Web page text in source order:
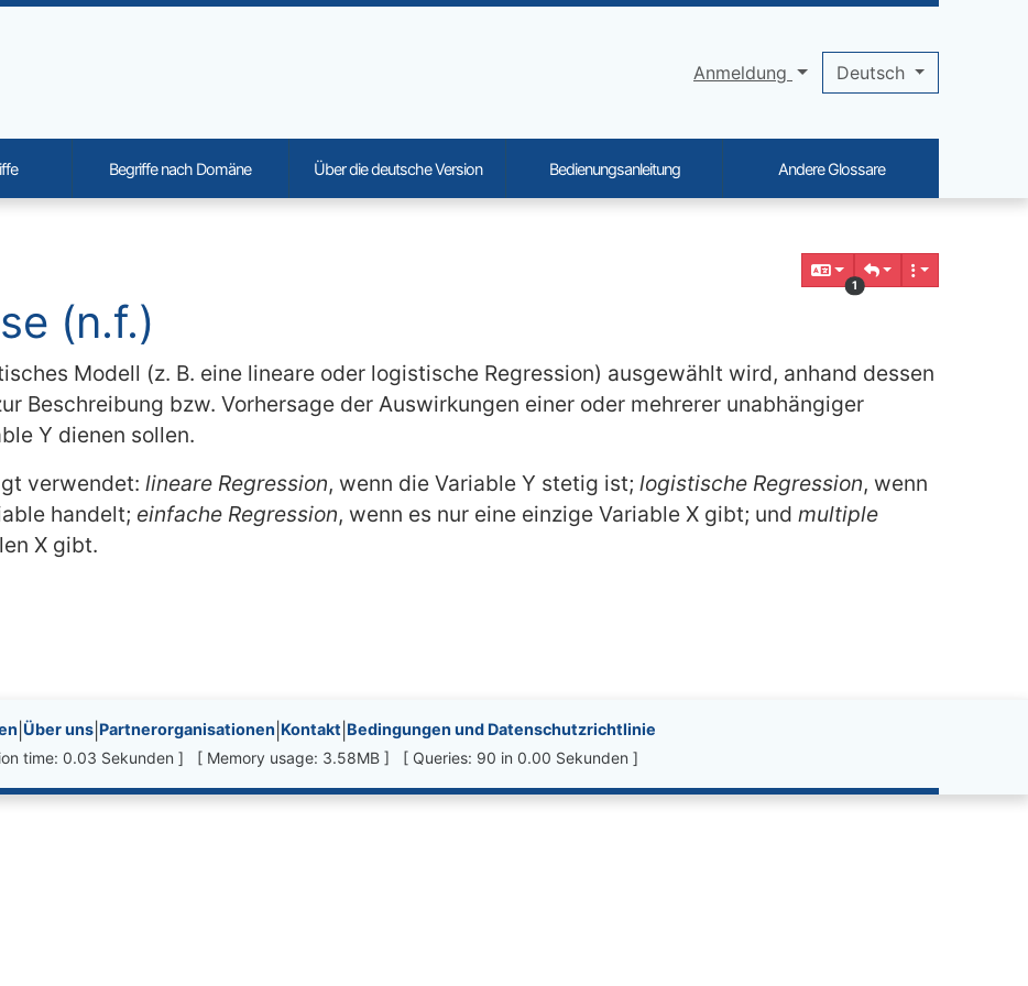
and content
1
(n.f.)
Modell (z. B. eine lineare oder logistische Regression) ausgewählt wird, anhand dessen
Beschreibung bzw. Vorhersage der Auswirkungen einer oder mehrerer unabhängiger
Y dienen sollen.
verwendet: lineare Regression, wenn die Variable Y stetig ist; logistische Regression, wenn
handelt; einfache Regression, wenn es nur eine einzige Variable X gibt; und multiple
X gibt.
links, etc.
Über uns Partnerorganisationen Kontakt Bedingungen und Datenschutzrichtlinie
time: 0.03 Sekunden ] [ Memory usage: 3.58MB ] [ Queries: 90 in 0.00 Sekunden ]
Anmeldung Deutsch
Begriffe nach Domäne Über die deutsche Version Bedienungsanleitung Andere Glossare